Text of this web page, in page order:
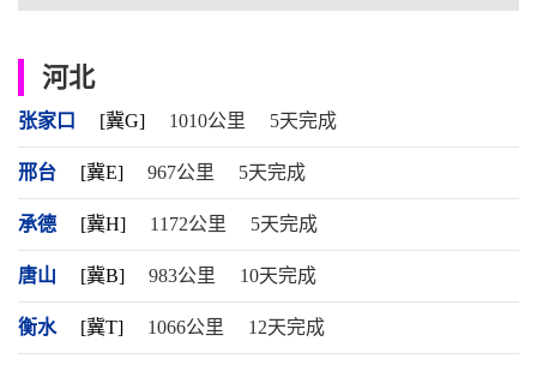
河北
张家口 [冀G] 1010公里 5天完成
邢台 [冀E] 967公里 5天完成
承德 [冀H] 1172公里 5天完成
唐山 [冀B] 983公里 10天完成
衡水 [冀T] 1066公里 12天完成